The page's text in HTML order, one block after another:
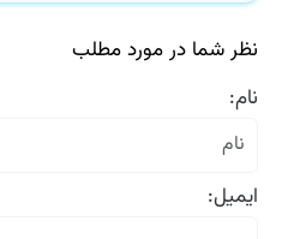
نظر شما در مورد مطلب
نام:
ایمیل: